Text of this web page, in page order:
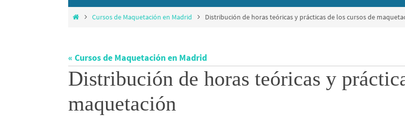
InicioCursos de Maquetación en Madrid Distribución de horas teóricas y prácticas de los cursos de
« Cursos de Maquetación en Madrid
Distribución de horas teóricas y
maquetación